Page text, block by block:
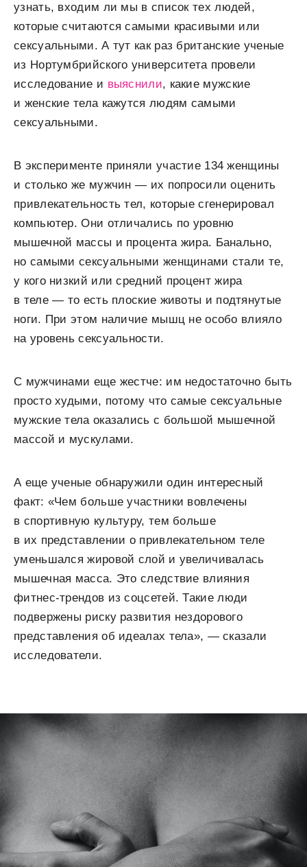
узнать, входим ли мы в список тех людей,
которые считаются самыми красивыми или
сексуальными. А тут как раз британские ученые
из Нортумбрийского университета провели
исследование и выяснили, какие мужские
и женские тела кажутся людям самыми
сексуальными.
В эксперименте приняли участие 134 женщины
и столько же мужчин — их попросили оценить
привлекательность тел, которые сгенерировал
компьютер. Они отличались по уровню
мышечной массы и процента жира. Банально,
но самыми сексуальными женщинами стали те,
у кого низкий или средний процент жира
в теле — то есть плоские животы и подтянутые
ноги. При этом наличие мышц не особо влияло
на уровень сексуальности.
С мужчинами еще жестче: им недостаточно быть
просто худыми, потому что самые сексуальные
мужские тела оказались с большой мышечной
массой и мускулами.
А еще ученые обнаружили один интересный
факт: «Чем больше участники вовлечены
в спортивную культуру, тем больше
в их представлении о привлекательном теле
уменьшался жировой слой и увеличивалась
мышечная масса. Это следствие влияния
фитнес-трендов из соцсетей. Такие люди
подвержены риску развития нездорового
представления об идеалах тела», — сказали
исследователи.